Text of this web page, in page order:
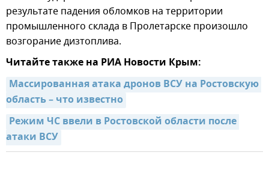
результате падения обломков на территории
промышленного склада в Пролетарске произошло
возгорание дизтоплива.
Читайте также на РИА Новости Крым:
Массированная атака дронов ВСУ на Ростовскую
область – что известно
Режим ЧС ввели в Ростовской области после
атаки ВСУ